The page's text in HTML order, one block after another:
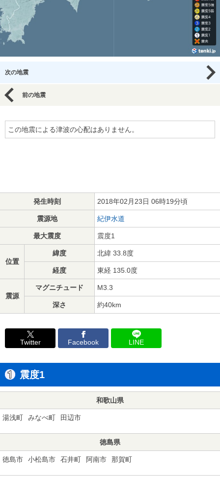
次の地震
前の地震
この地震による津波の心配はありません。
発生時刻 2018年02月23日 06時19分頃
震源地 紀伊水道
最大震度 震度1
位置
緯度 北緯 33.8度
経度 東経 135.0度
震源
マグニチュード M3.3
深さ 約40km
Twitter Facebook LINE
震度1
和歌山県
湯浅町 みなべ町 田辺市
徳島県
徳島市 小松島市 石井町 阿南市 那賀町